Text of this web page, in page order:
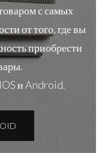
с самых
от того, где вы
приобрести
и Android.